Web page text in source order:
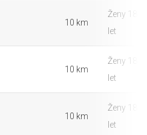
10 km
Ženy 18 –
let
10 km
Ženy 18 –
let
10 km
Ženy 18 –
let